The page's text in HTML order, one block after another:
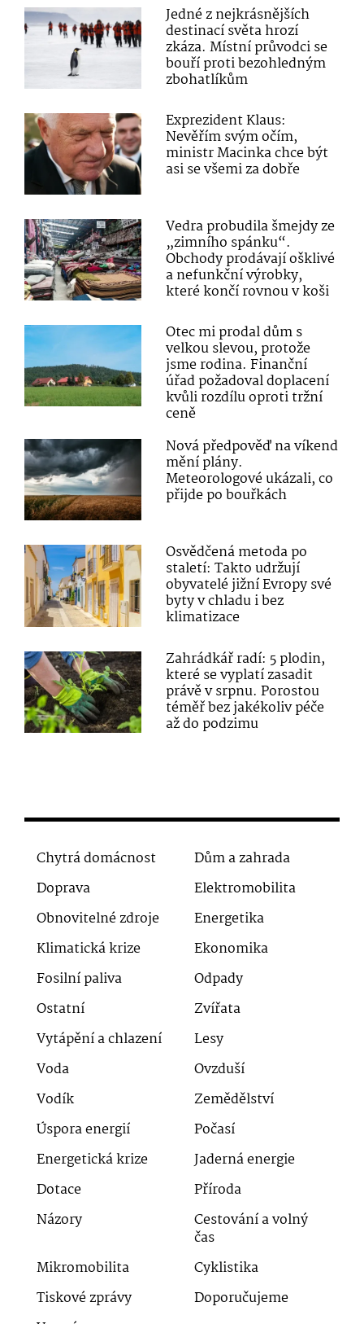
Jedné z nejkrásnějších
destinací světa hrozí
zkáza. Místní průvodci se
bouří proti bezohledným
zbohatlíkům
Exprezident Klaus:
Nevěřím svým očím,
ministr Macinka chce být
asi se všemi za dobře
Vedra probudila šmejdy ze
„zimního spánku“.
Obchody prodávají ošklivé
a nefunkční výrobky,
které končí rovnou v koši
Otec mi prodal dům s
velkou slevou, protože
jsme rodina. Finanční
úřad požadoval doplacení
kvůli rozdílu oproti tržní
ceně
Nová předpověď na víkend
mění plány.
Meteorologové ukázali, co
přijde po bouřkách
Osvědčená metoda po
staletí: Takto udržují
obyvatelé jižní Evropy své
byty v chladu i bez
klimatizace
Zahrádkář radí: 5 plodin,
které se vyplatí zasadit
právě v srpnu. Porostou
téměř bez jakékoliv péče
až do podzimu
Chytrá domácnost
Dům a zahrada
Doprava
Elektromobilita
Obnovitelné zdroje
Energetika
Klimatická krize
Ekonomika
Fosilní paliva
Odpady
Ostatní
Zvířata
Vytápění a chlazení
Lesy
Voda
Ovzduší
Vodík
Zemědělství
Úspora energií
Počasí
Energetická krize
Jaderná energie
Dotace
Příroda
Názory
Cestování a volný
čas
Mikromobilita
Cyklistika
Tiskové zprávy
Doporučujeme